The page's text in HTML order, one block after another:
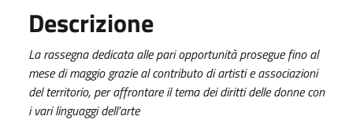
Descrizione
La rassegna dedicata alle pari opportunità prosegue fino al
mese di maggio grazie al contributo di artisti e associazioni
del territorio, per affrontare il tema dei diritti delle donne con
i vari linguaggi dell’arte